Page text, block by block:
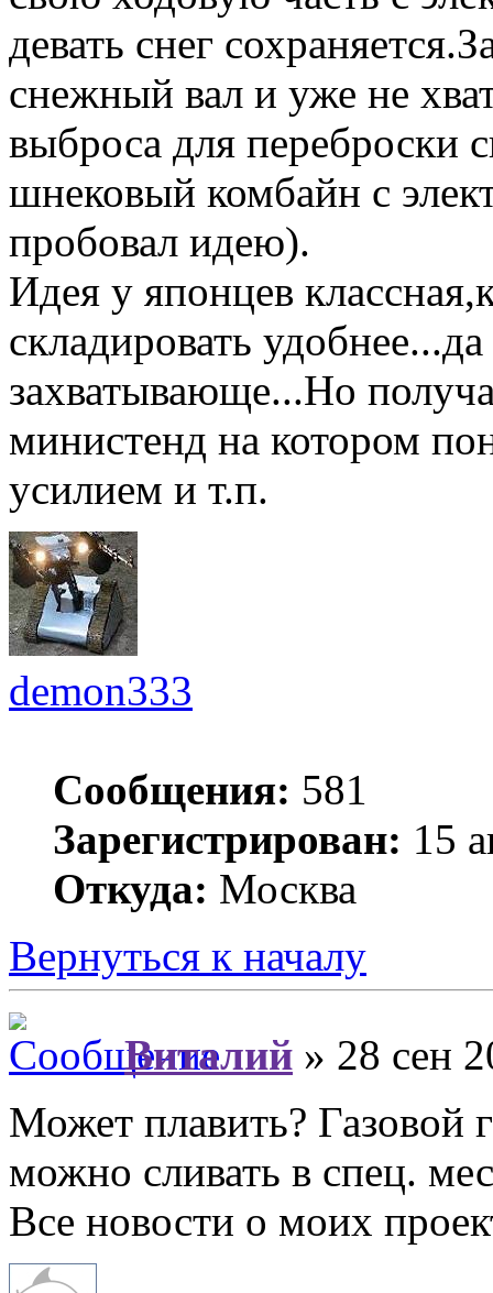
девать снег
снежный вал и уже не
выброса для переброски
шнековый комбайн с
пробовал идею).
Идея у японцев
складировать
захватывающе...Но
министенд на котором
усилием и т.п.
demon333
Сообщения: 581
Зарегистрирован: 15
Откуда: Москва
Вернуться к началу
Виталий » 28 сен
Может плавить? Газовой
можно сливать в спец.
Все новости о моих